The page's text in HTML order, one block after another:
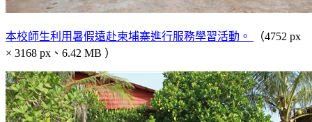
本校師生利用暑假遠赴柬埔寨進行服務學習活動。
（4752 px
× 3168 px、6.42 MB ）